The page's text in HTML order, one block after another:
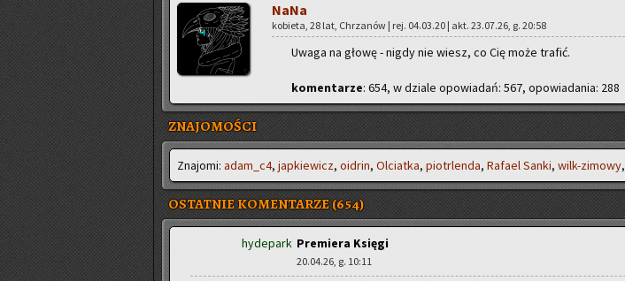
NaNa
ko­bie­ta, 28 lat, Chrza­nów | rej. 04.03.20 | akt. 23.07.26, g. 20:58
Uwaga na głowę - nigdy nie wiesz, co Cię może tra­fić.
ko­men­ta­rze: 654, w dzia­le opo­wia­dań: 567, opo­wia­da­nia: 288
ZNAJOMOŚCI
Zna­jo­mi: adam_c4, jap­kie­wicz, oidrin, Ol­ciat­ka, pio­tr­len­da, Ra­fa­el Sanki, wilk-zi­mo­wy,
OSTATNIE KOMENTARZE (654)
hydepark Premiera Księgi
20.04.26, g. 10:11